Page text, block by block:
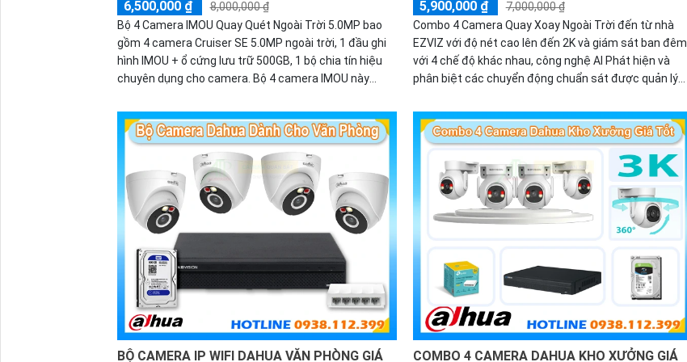
6,500,000 ₫
8,000,000 ₫
Bộ 4 Camera IMOU Quay Quét Ngoài Trời 5.0MP bao
gồm 4 camera Cruiser SE 5.0MP ngoài trời, 1 đầu ghi
hình IMOU + ổ cứng lưu trữ 500GB, 1 bộ chia tín hiệu
chuyên dụng cho camera. Bộ 4 camera IMOU này
khu vực cần giám sát ngoài trời.
5,900,000 ₫
7,000,000 ₫
Combo 4 Camera Quay Xoay Ngoài Trời đến từ nhà
EZVIZ với độ nét cao lên đến 2K và giám sát ban đêm
với 4 chế độ khác nhau, công nghệ AI Phát hiện và
phân biệt các chuyển động chuẩn sát được quản lý
BỘ CAMERA IP WIFI DAHUA VĂN PHÒNG GIÁ COMBO 4 CAMERA DAHUA KHO XƯỞNG GIÁ